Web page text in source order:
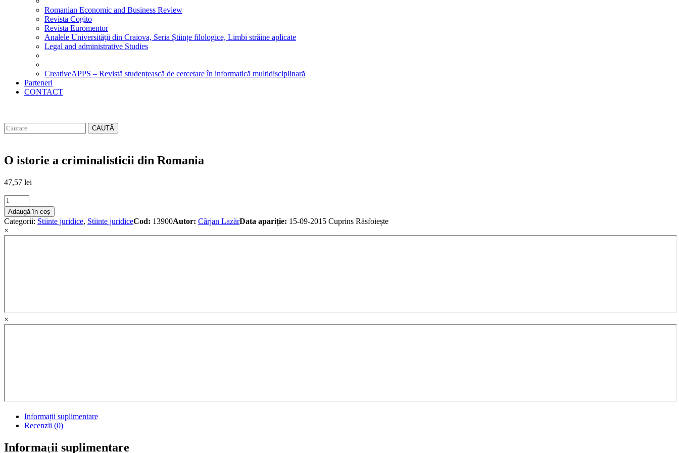
Romanian Economic and Business Review
Revista Cogito
Revista Euromentor
Analele Universității din Craiova, Seria Științe filologice, Limbi străine aplicate
Legal and administrative Studies
CreativeAPPS – Revistă studențească de cercetare în informatică multidisciplinară
Parteneri
CONTACT
CAUTĂ
O istorie a criminalisticii din Romania
47,57 lei
O
istorie
a
criminalisticii
din
Adaugă în coș
Categorii: Stiinte juridice, Stiinte juridiceCod: 13900Autor: Cârjan LazărData apariție: 15-09-2015 Cuprins Răsfoiește
×
×
Informații suplimentare
Recenzii (0)
Informații suplimentare